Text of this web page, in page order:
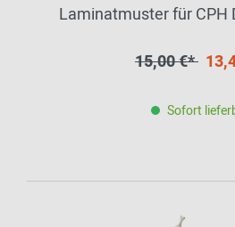
Laminatmuster für CPH
15,00 €*
Sofort